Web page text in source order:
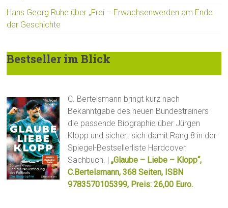
Hans Georg Ruhe über „Frei – Erwachsenwerden am Ende
der Geschichte
Bestseller im Blick
C. Bertelsmann bringt kurz nach
Bekanntgabe des neuen Bundestrainers
die passende Biographie über Jürgen
Klopp und sichert sich damit Rang 8 in der
Spiegel-Bestsellerliste Hardcover
Sachbuch. |„Glaube – Liebe – Klopp“,
C.Bertelsmann, 368 Seiten, ISBN
9783570105399, Preis: 26,00 Euro.